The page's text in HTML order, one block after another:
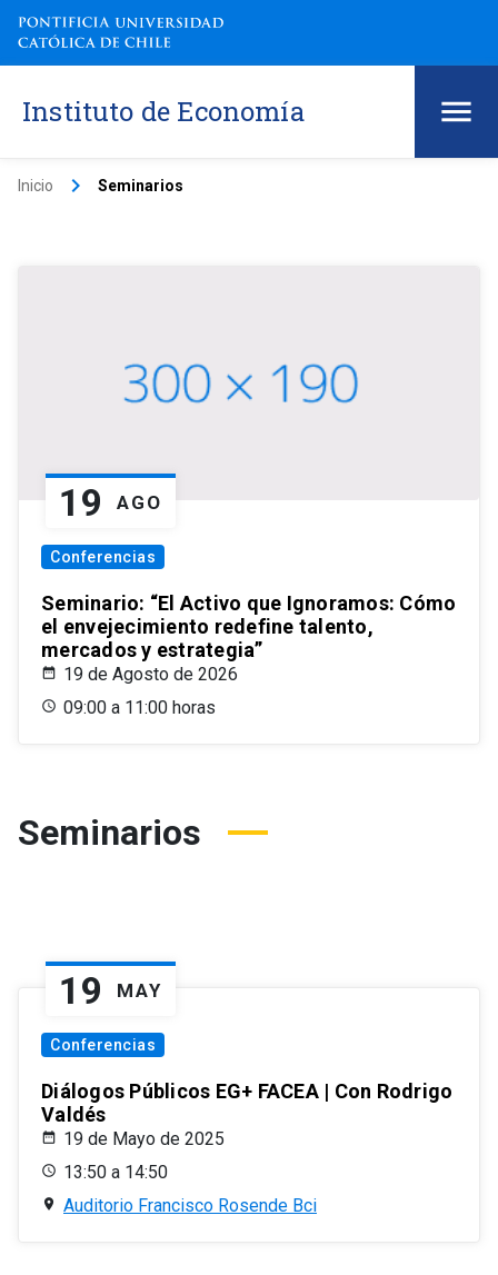
Instituto de Economía
Inicio keyboard_arrow_right Seminarios
19 AGO
Conferencias
Seminario: “El Activo que Ignoramos: Cómo
el envejecimiento redefine talento,
mercados y estrategia”
19 de Agosto de 2026
09:00 a 11:00 horas
Seminarios
19 MAY
Conferencias
Diálogos Públicos EG+ FACEA | Con Rodrigo
Valdés
19 de Mayo de 2025
13:50 a 14:50
Auditorio Francisco Rosende Bci